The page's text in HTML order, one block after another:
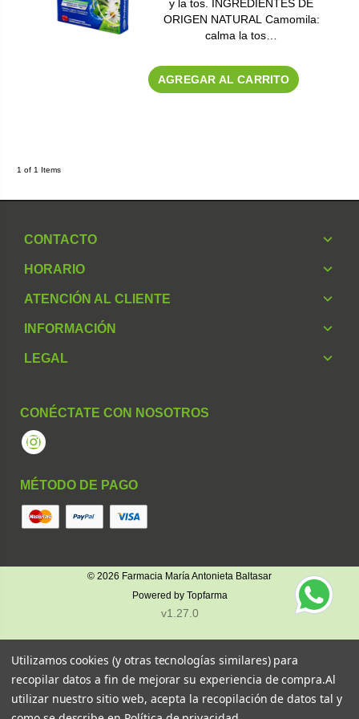
y la tos. INGREDIENTES DE
ORIGEN NATURAL Camomila:
calma la tos…
AGREGAR AL CARRITO
1 of 1 Items
CONTACTO
HORARIO
ATENCIÓN AL CLIENTE
INFORMACIÓN
LEGAL
CONÉCTATE CON NOSOTROS
Instagram
MÉTODO DE PAGO
© 2026 Farmacia María Antonieta Baltasar
Powered by Topfarma
v1.27.0
Utilizamos cookies (y otras tecnologías similares) para
recopilar datos a fin de mejorar su experiencia de compra.Al
utilizar nuestro sitio web, acepta la recopilación de datos tal y